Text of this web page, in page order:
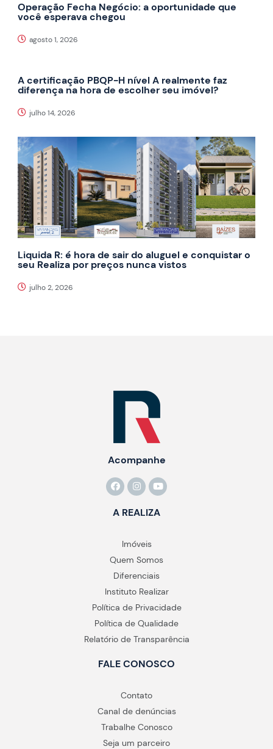
Operação Fecha Negócio: a oportunidade que
você esperava chegou
agosto 1, 2026
A certificação PBQP-H nível A realmente faz
diferença na hora de escolher seu imóvel?
julho 14, 2026
Liquida R: é hora de sair do aluguel e conquistar o
seu Realiza por preços nunca vistos
julho 2, 2026
Acompanhe
A REALIZA
Imóveis
Quem Somos
Diferenciais
Instituto Realizar
Política de Privacidade
Política de Qualidade
Relatório de Transparência
FALE CONOSCO
Contato
Canal de denúncias
Trabalhe Conosco
Seja um parceiro